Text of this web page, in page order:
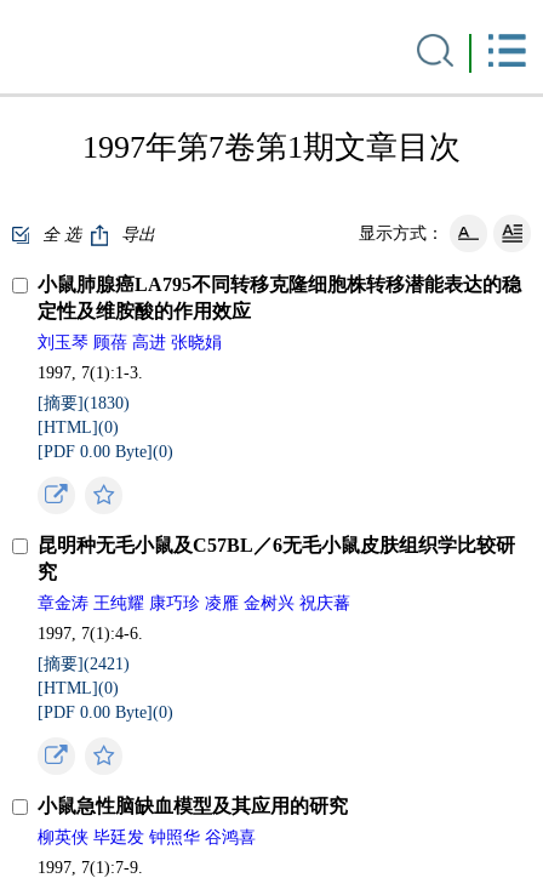
1997年第7卷第1期文章目次
全 选 导出 显示方式：
小鼠肺腺癌LA795不同转移克隆细胞株转移潜能表达的稳
定性及维胺酸的作用效应
刘玉琴 顾蓓 高进 张晓娟
1997, 7(1):1-3.
[摘要](1830)
[HTML](0)
[PDF 0.00 Byte](0)
昆明种无毛小鼠及C57BL／6无毛小鼠皮肤组织学比较研
究
章金涛 王纯耀 康巧珍 凌雁 金树兴 祝庆蕃
1997, 7(1):4-6.
[摘要](2421)
[HTML](0)
[PDF 0.00 Byte](0)
小鼠急性脑缺血模型及其应用的研究
柳英侠 毕廷发 钟照华 谷鸿喜
1997, 7(1):7-9.